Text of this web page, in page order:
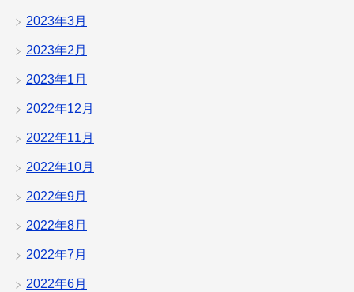
2023年3月
2023年2月
2023年1月
2022年12月
2022年11月
2022年10月
2022年9月
2022年8月
2022年7月
2022年6月